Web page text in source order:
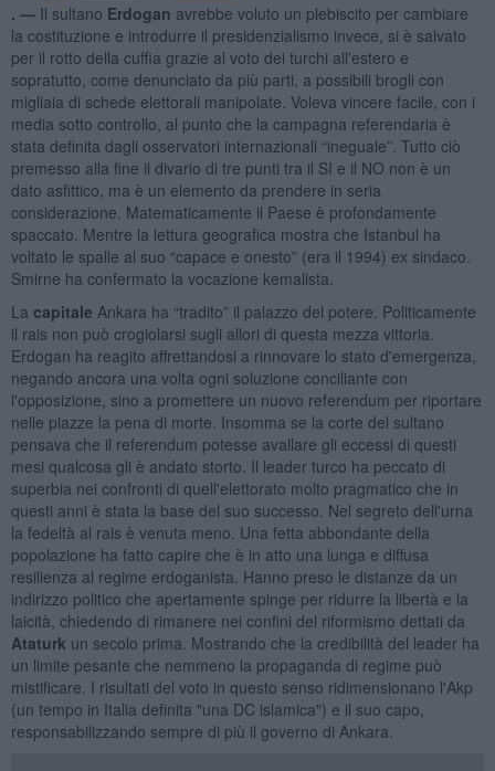
. — Il sultano Erdogan avrebbe voluto un plebiscito per cambiare
la costituzione e introdurre il presidenzialismo invece, si è salvato
per il rotto della cuffia grazie al voto dei turchi all'estero e
sopratutto, come denunciato da più parti, a possibili brogli con
migliaia di schede elettorali manipolate. Voleva vincere facile, con i
media sotto controllo, al punto che la campagna referendaria è
stata definita dagli osservatori internazionali “ineguale”. Tutto ciò
premesso alla fine il divario di tre punti tra il SI e il NO non è un
dato asfittico, ma è un elemento da prendere in seria
considerazione. Matematicamente il Paese è profondamente
spaccato. Mentre la lettura geografica mostra che Istanbul ha
voltato le spalle al suo “capace e onesto” (era il 1994) ex sindaco.
Smirne ha confermato la vocazione kemalista.
La capitale Ankara ha “tradito” il palazzo del potere. Politicamente
il rais non può crogiolarsi sugli allori di questa mezza vittoria.
Erdogan ha reagito affrettandosi a rinnovare lo stato d'emergenza,
negando ancora una volta ogni soluzione conciliante con
l'opposizione, sino a promettere un nuovo referendum per riportare
nelle piazze la pena di morte. Insomma se la corte del sultano
pensava che il referendum potesse avallare gli eccessi di questi
mesi qualcosa gli è andato storto. Il leader turco ha peccato di
superbia nei confronti di quell'elettorato molto pragmatico che in
questi anni è stata la base del suo successo. Nel segreto dell'urna
la fedeltà al rais è venuta meno. Una fetta abbondante della
popolazione ha fatto capire che è in atto una lunga e diffusa
resilienza al regime erdoganista. Hanno preso le distanze da un
indirizzo politico che apertamente spinge per ridurre la libertà e la
laicità, chiedendo di rimanere nei confini del riformismo dettati da
Ataturk un secolo prima. Mostrando che la credibilità del leader ha
un limite pesante che nemmeno la propaganda di regime può
mistificare. I risultati del voto in questo senso ridimensionano l'Akp
(un tempo in Italia definita "una DC islamica") e il suo capo,
responsabilizzando sempre di più il governo di Ankara.